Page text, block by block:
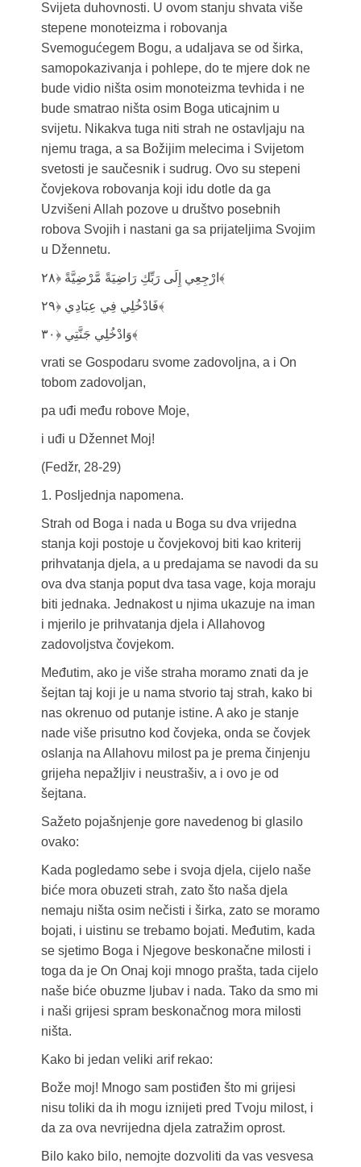
Svijeta duhovnosti. U ovom stanju shvata više
stepene monoteizma i robovanja
Svemogućegem Bogu, a udaljava se od širka,
samopokazivanja i pohlepe, do te mjere dok ne
bude vidio ništa osim monoteizma tevhida i ne
bude smatrao ništa osim Boga uticajnim u
svijetu. Nikakva tuga niti strah ne ostavljaju na
njemu traga, a sa Božijim melecima i Svijetom
svetosti je saučesnik i sudrug. Ovo su stepeni
čovjekova robovanja koji idu dotle da ga
Uzvišeni Allah pozove u društvo posebnih
robova Svojih i nastani ga sa prijateljima Svojim
u Džennetu.
ارْجِعِي إِلَى رَبِّكِ رَاضِيَةً مَّرْضِيَّةً ﴿۲۸﴾
فَادْخُلِي فِي عِبَادِي ﴿۲۹﴾
وَادْخُلِي جَنَّتِي ﴿۳۰﴾
vrati se Gospodaru svome zadovoljna, a i On
tobom zadovoljan,
pa uđi među robove Moje,
i uđi u Džennet Moj!
(Fedžr, 28-29)
1. Posljednja napomena.
Strah od Boga i nada u Boga su dva vrijedna
stanja koji postoje u čovjekovoj biti kao kriterij
prihvatanja djela, a u predajama se navodi da su
ova dva stanja poput dva tasa vage, koja moraju
biti jednaka. Jednakost u njima ukazuje na iman
i mjerilo je prihvatanja djela i Allahovog
zadovoljstva čovjekom.
Međutim, ako je više straha moramo znati da je
šejtan taj koji je u nama stvorio taj strah, kako bi
nas okrenuo od putanje istine. A ako je stanje
nade više prisutno kod čovjeka, onda se čovjek
oslanja na Allahovu milost pa je prema činjenju
grijeha nepažljiv i neustrašiv, a i ovo je od
šejtana.
Sažeto pojašnjenje gore navedenog bi glasilo
ovako:
Kada pogledamo sebe i svoja djela, cijelo naše
biće mora obuzeti strah, zato što naša djela
nemaju ništa osim nečisti i širka, zato se moramo
bojati, i uistinu se trebamo bojati. Međutim, kada
se sjetimo Boga i Njegove beskonačne milosti i
toga da je On Onaj koji mnogo prašta, tada cijelo
naše biće obuzme ljubav i nada. Tako da smo mi
i naši grijesi spram beskonačnog mora milosti
ništa.
Kako bi jedan veliki arif rekao:
Bože moj! Mnogo sam postiđen što mi grijesi
nisu toliki da ih mogu iznijeti pred Tvoju milost, i
da za ova nevrijedna djela zatražim oprost.
Bilo kako bilo, nemojte dozvoliti da vas vesvesa